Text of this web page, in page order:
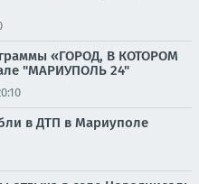
«ГОРОД, В КОТОРОМ
"МАРИУПОЛЬ 24"
в ДТП в Мариуполе